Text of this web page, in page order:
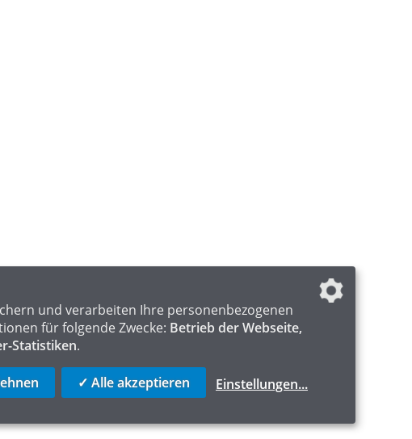
FAQ
LOGISTICS
und verarbeiten Ihre personenbezogenen
für folgende Zwecke: Betrieb der Webseite,
Statistiken.
✓ Alle akzeptieren Einstellungen...